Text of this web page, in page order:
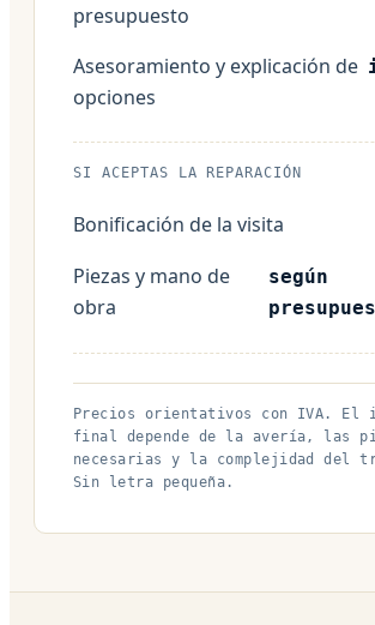
presupuesto
Asesoramiento y explicación de
opciones
SI ACEPTAS LA REPARACIÓN
Bonificación de la visita
Piezas y mano de
obra
según
Precios orientativos con IVA. El
final depende de la avería, las
necesarias y la complejidad del
Sin letra pequeña.